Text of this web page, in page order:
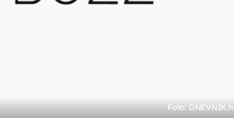
Foto: